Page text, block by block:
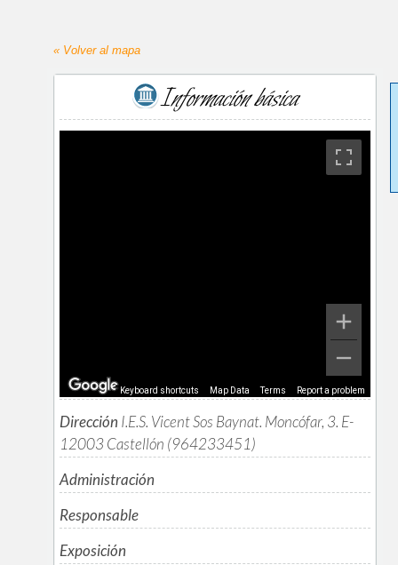
« Volver al mapa
Información básica
Keyboard shortcuts Map Data Terms Report a problem
Dirección I.E.S. Vicent Sos Baynat. Moncófar, 3. E-
12003 Castellón (964233451)
Administración
Responsable
Exposición